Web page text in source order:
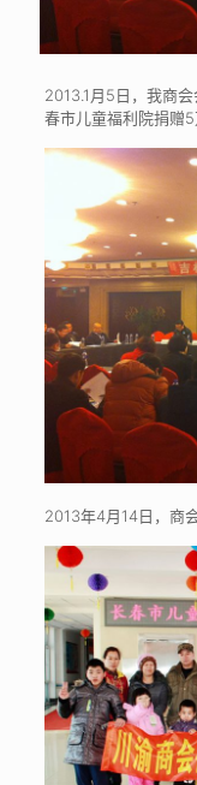
2013.1月5日，我商
春市儿童福利院捐赠5
2013年4月14日，商